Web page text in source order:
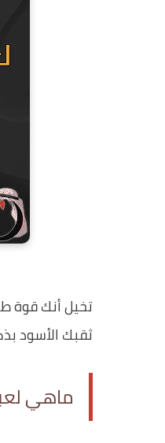
تخيل أنك قوة
ثقبك الأسود
ماهي